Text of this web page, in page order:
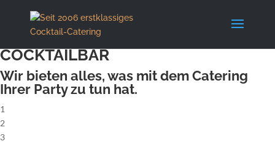
Schritt 1/4
MIETEN SIE EINE KOMPLETTE
COCKTAILBAR
Wir bieten alles, was mit dem Catering
Ihrer Party zu tun hat.
1
2
3